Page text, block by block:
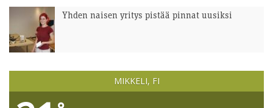
Yhden naisen yritys pistää pinnat uusiksi
MIKKELI, FI